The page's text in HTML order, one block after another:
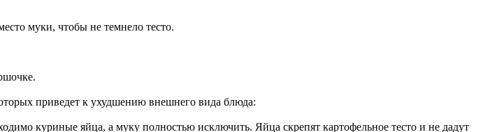
муки, чтобы не темнело тесто.
приведет к ухудшению внешнего вида блюда:
куриные яйца, а муку полностью исключить. Яйца скрепят картофельное тесто и не дадут